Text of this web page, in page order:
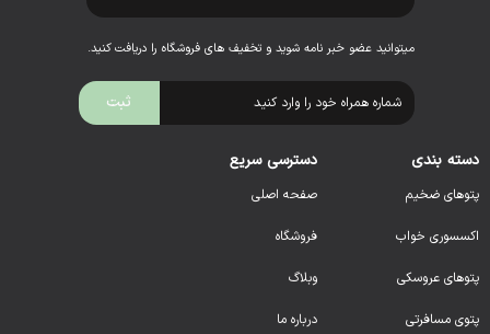
میتوانید عضو خبر نامه شوید و تخفیف های فروشگاه را دریافت کنید.
دسته بندی
پتوهای ضخیم
اکسسوری خواب
پتوهای عروسکی
پتوی مسافرتی
دسترسی سریع
صفحه اصلی
فروشگاه
وبلاگ
درباره ما